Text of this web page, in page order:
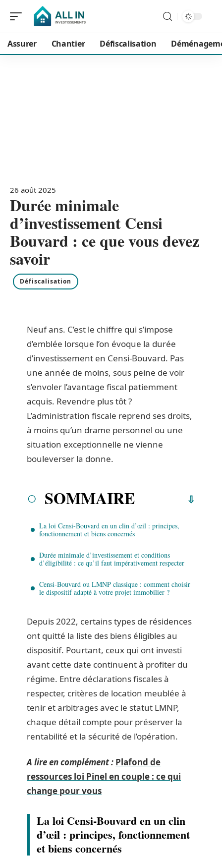
Assurer Chantier Défiscalisation
26 août 2025
Durée minimale
d’investissement Censi
Bouvard : ce que vous devez
savoir
Défiscalisation
Neuf ans. C’est le chiffre qui s’impose
d’emblée lorsque l’on évoque la durée
d’investissement en Censi-Bouvard. Pas
une année de moins, sous peine de voir
s’envoler l’avantage fiscal patiemment
acquis. Revendre plus tôt ?
L’administration fiscale reprend ses droits,
à moins qu’un drame personnel ou une
situation exceptionnelle ne vienne
bouleverser la donne.
SOMMAIRE
La loi Censi-Bouvard en un clin d’œil : principes,
fonctionnement et biens concernés
Durée minimale d’investissement et conditions
d’éligibilité : ce qu’il faut impérativement respecter
Censi-Bouvard ou LMNP classique : comment choisir
le dispositif adapté à votre projet immobilier ?
Depuis 2022, certains types de résidences
ont quitté la liste des biens éligibles au
dispositif. Pourtant, ceux qui ont investi
avant cette date continuent à profiter du
régime. Entre déclarations fiscales à
respecter, critères de location meublée à
tenir et arbitrages avec le statut LMNP,
chaque détail compte pour préserver la
rentabilité et la sécurité de l’opération.
A lire en complément : Plafond de
ressources loi Pinel en couple : ce qui
change pour vous
La loi Censi-Bouvard en un clin
d’œil : principes, fonctionnement
et biens concernés